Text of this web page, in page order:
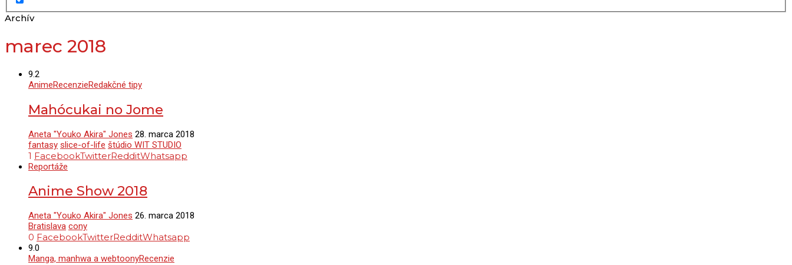
Archív
marec 2018
9.2
AnimeRecenzieRedakčné tipy
Mahócukai no Jome
Aneta "Youko Akira" Jones 28. marca 2018
fantasy slice-of-life štúdio WIT STUDIO
1 FacebookTwitterRedditWhatsapp
Reportáže
Anime Show 2018
Aneta "Youko Akira" Jones 26. marca 2018
Bratislava cony
0 FacebookTwitterRedditWhatsapp
9.0
Manga, manhwa a webtoonyRecenzie